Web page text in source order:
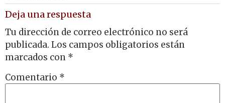
Deja una respuesta
Tu dirección de correo electrónico no será
publicada. Los campos obligatorios están
marcados con *
Comentario *